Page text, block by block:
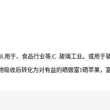
用于、食品行业等;C .玻璃工业。或用于
吸收后转化为对有益的硒做富1硒苹果，